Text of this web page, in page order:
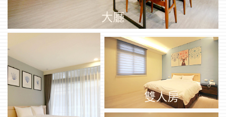
大廳
雙人房